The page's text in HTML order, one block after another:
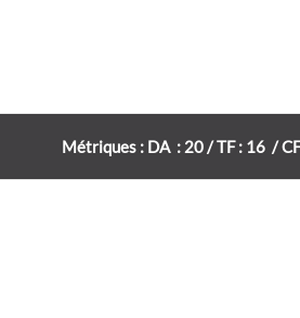
Métriques : DA : 20 / TF : 16 /